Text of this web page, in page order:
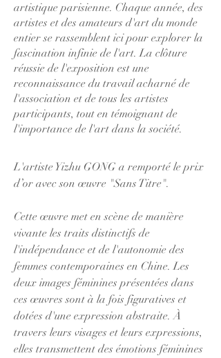
artistique parisienne. Chaque année, des
artistes et des amateurs d'art du monde
entier se rassemblent ici pour explorer la
fascination infinie de l'art. La clôture
réussie de l'exposition est une
reconnaissance du travail acharné de
l'association et de tous les artistes
participants, tout en témoignant de
l'importance de l'art dans la société.
L'artiste Yizhu GONG a remporté le prix
d’or avec son œuvre "Sans Titre".
Cette œuvre met en scène de manière
vivante les traits distinctifs de
l'indépendance et de l'autonomie des
femmes contemporaines en Chine. Les
deux images féminines présentées dans
ces œuvres sont à la fois figuratives et
dotées d'une expression abstraite. À
travers leurs visages et leurs expressions,
elles transmettent des émotions féminines